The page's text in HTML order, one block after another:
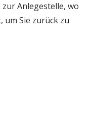
Anlegestelle, wo
um Sie zurück zu